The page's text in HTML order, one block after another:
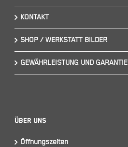
KONTAKT
SHOP / WERKSTATT BILDER
GEWÄHRLEISTUNG UND GARANTIE
Über Uns
Öffnungszeiten